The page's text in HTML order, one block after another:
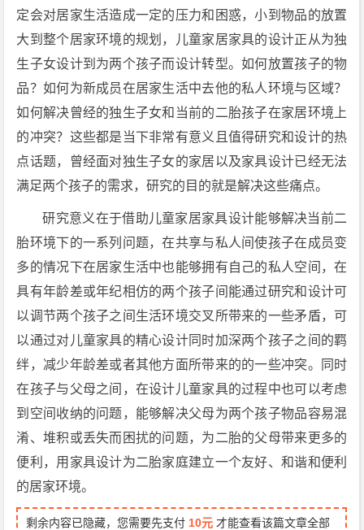
定会对居家生活造成一定的压力和困惑，小到物品的放置
大到整个居家环境的规划，儿童家居家具的设计正从为独
生子女设计到为两个孩子而设计转型。如何放置孩子的物
品？如何为新成员在居家生活中去他的私人环境与区域？
如何解决曾经的独生子女和当前的二胎孩子在家居环境上
的冲突？这些都是当下非常有意义且值得研究和设计的热
点话题，曾经面对独生子女的家居以及家具设计已经无法
满足两个孩子的需求，研究的目的就是解决这些痛点。
研究意义在于借助儿童家居家具设计能够解决当前二
胎环境下的一系列问题，在共享与私人间使孩子在成员变
多的情况下在居家生活中也能够拥有自己的私人空间，在
具有年龄差或年纪相仿的两个孩子间能通过研究和设计可
以调节两个孩子之间生活环境交叉所带来的一些矛盾，可
以通过对儿童家具的精心设计同时加深两个孩子之间的羁
绊，减少年龄差或者其他方面所带来的的一些冲突。同时
在孩子与父母之间，在设计儿童家具的过程中也可以考虑
到空间收纳的问题，能够解决父母为两个孩子物品容易混
淆、堆积或丢失而困扰的问题，为二胎的父母带来更多的
便利，用家具设计为二胎家庭建立一个友好、和谐和便利
的居家环境。
剩余内容已隐藏，您需要先支付 10元 才能查看该篇文章全部